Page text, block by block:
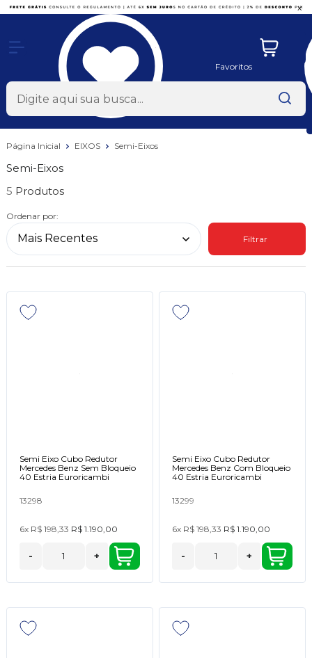
x
Favoritos
Página Inicial EIXOS Semi-Eixos
Semi-Eixos
5
Ordenar por:
Filtrar
Semi Eixo Cubo Redutor
Mercedes Benz Sem Bloqueio
40 Estria Euroricambi
13298
6x R$ 198,33 R$ 1.190,00
- +
Semi Eixo Cubo Redutor
Mercedes Benz Com Bloqueio
40 Estria Euroricambi
13299
6x R$ 198,33 R$ 1.190,00
- +